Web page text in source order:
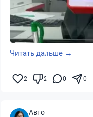
Читать дальше →
2 2 0 0
Авто